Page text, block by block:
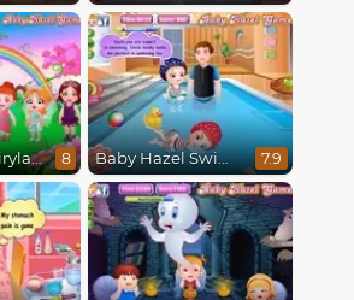
Baby Hazel Fairyland Ballet 8 Baby Hazel Swimming 7.9